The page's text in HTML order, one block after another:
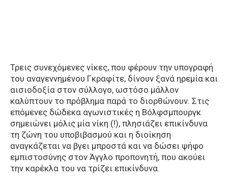
Τρεις συνεχόμενες νίκες, που φέρουν την υπογραφή
του αναγεννημένου Γκραφίτε, δίνουν ξανά ηρεμία και
αισιοδοξία στον σύλλογο, ωστόσο μάλλον
καλύπτουν το πρόβλημα παρά το διορθώνουν. Στις
επόμενες δώδεκα αγωνιστικές η Βόλφσμπουργκ
σημειώνει μόλις μία νίκη (!), πλησιάζει επικίνδυνα
τη ζώνη του υποβιβασμού και η διοίκηση
αναγκάζεται να βγει μπροστά και να δώσει ψήφο
εμπιστοσύνης στον Άγγλο προπονητή, που ακούει
την καρέκλα του να τρίζει επικίνδυνα.